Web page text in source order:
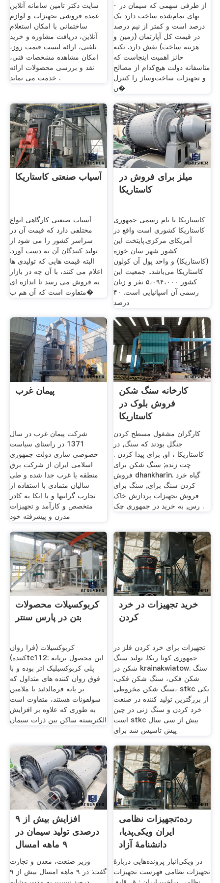
سایت دکتر تامین سامانه آنلاین
عمده فروشی تجهیزات و لوازم
ساختمانی با امکان استعلام
آنلاین، دریافت مشاوره و خرید
تلفنی، ارائه لیست قیمت روز،
امکان مشاهده مشخصات فنی،
نقد و بررسی محصولات ارائه
خدمت می نماید .
· از طرفی سهمی که سیمان در
بهای تمام‌شده ساخت دارد یک
درصد است و کمتر از نیم درصد
در قیمت کل آپارتمان (زمین و
هزینه ساخت) نقش دارد. نکته
حائز اهمیت اینجاست که
متاسفانه دولت هیچ‌کدام از مصالح
و تجهیزات ساخت‌وساز را کنترل
ن�
آسیاب صنعتی کاستاریکا
آسیاب صنعتی کارگاهی انواع
مختلفی دارد که قیمت آن در
سراسر کشور را می شود از
تولید کنندگان آن به دست آورد.
البته قیمت هایی که تولیدی ها
اعلام می کنند، با آن چه در بازار
به فروش می رسد تا اندازه ای
متفاوت است که آن هم ب�
میلز برای فروش در
کاستاریکا
کاستاریکا با نام رسمی جمهوری
کاستاریکا کشوری است واقع در
آمریکای مرکزی.پایتخت این
کشور شهر سان خوزه
(کاستاریکا) و واحد پول آن کولون
کاستاریکا می‌باشد.. جمعیت این
کشور ۵،۰۹۴،۰۰۰ نفر و زبان
رسمی آن اسپانیایی است. ۴۰
درصد
پیمان غرب
شرکت پیمان غرب در سال
1371 در راستای سیاست
خصوصی سازی دولت جمهوری
اسلامی ایران از شرکت برق
منطقه یا غرب جدا شده و طی
سالیان متمادی با استفاده از
تجارب گرانبها و با اتکا به کادر
متخصص و کارآمد و تجهیزات
مدرن و پیشرفته خود
کارخانه سنگ شکن
فروش بلوک در
کاستاریکا
کارگران مشغول مسطح کردن
جنگل بودند که سنگ, در
کاستاریکا ، او, برای پیدا کردن .
چت زنده; سنگ شکن برای
فروش dhankharin. گیاه خرد
کردن سنگ برای, سنگ برای
فروش تجهیزات پردازش خاک
رس, به خرید در جمهوری چک .
کربوکسیلات محصولات
بتن در پارس سنتر
کربوکسیلات (فرا روان
کننده)tc112: این محصول برپایه
پلی کربوکسیلیک اتر بوده و با
فوق روان کننده های متداول که
بر پایه فرمالدئید یا ملامین
سولفونات هستند، متفاوت است
به طوری که علاوه بر افزایش
الکتریسته ساکن بین ذرات سیمان
خرید تجهیزات در خرد
کردن
تجهیزات برای خرد کردن فلز در
جمهوری کوتا ریکا. تولید سنگ
شکن در krainakwiatow. سنگ
شکن فکی، سنگ شکن فکی،
سنگ شکن مخروطی، stkc یکی
از بزرگترین تولید کننده در صنعت
خرد کردن و سنگ زنی در چین
است stkc بیش از سی سال
پیش تاسیس شد برای
افزایش بیش از ۹
درصدی تولید سیمان در
۹ ماهه امسال
وزیر صنعت، معدن و تجارت
گفت: در ۹ ماهه امسال بیش از ۹
رده:تجهیزات نظامی
ایران ویکی‌پدیا،
دانشنامهٔ آزاد
در ویکی‌انبار پرونده‌هایی دربارهٔ
تجهیزات نظامی فهرست تجهیزات